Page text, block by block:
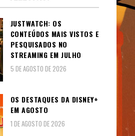
JUSTWATCH: OS
CONTEÚDOS MAIS VISTOS E
PESQUISADOS NO
STREAMING EM JULHO
5 DE AGOSTO DE 2026
OS DESTAQUES DA DISNEY+
EM AGOSTO
1 DE AGOSTO DE 2026